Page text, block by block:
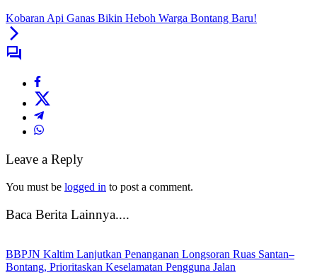
Kobaran Api Ganas Bikin Heboh Warga Bontang Baru!
Leave a Reply
You must be logged in to post a comment.
Baca Berita Lainnya....
BBPJN Kaltim Lanjutkan Penanganan Longsoran Ruas Santan–
Bontang, Prioritaskan Keselamatan Pengguna Jalan